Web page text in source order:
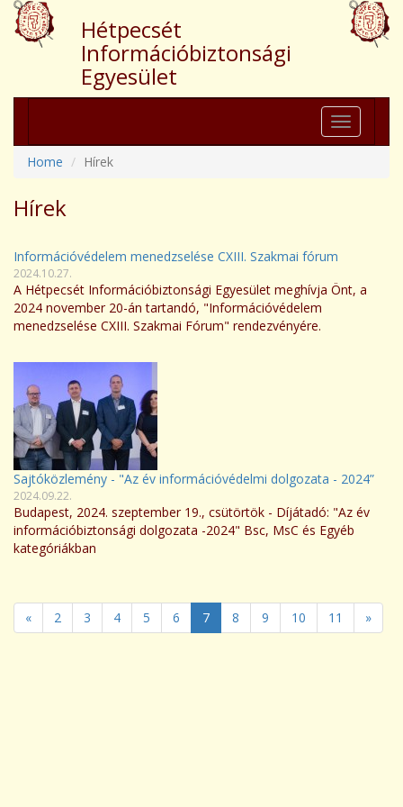
Hétpecsét
Információbiztonsági
Egyesület
Toggle
navigation
Home
Hírek
Hírek
Információvédelem menedzselése CXIII. Szakmai fórum
2024.10.27.
A Hétpecsét Információbiztonsági Egyesület meghívja Önt, a
2024 november 20-án tartandó, "Információvédelem
menedzselése CXIII. Szakmai Fórum" rendezvényére.
Sajtóközlemény - "Az év információvédelmi dolgozata - 2024”
2024.09.22.
Budapest, 2024. szeptember 19., csütörtök - Díjátadó: "Az év
információbiztonsági dolgozata -2024" Bsc, MsC és Egyéb
kategóriákban
« 2 3 4 5 6 7 8 9 10 11 »